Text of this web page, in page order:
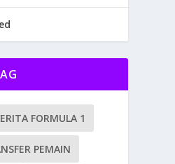
FORMULA 1
PEMAIN